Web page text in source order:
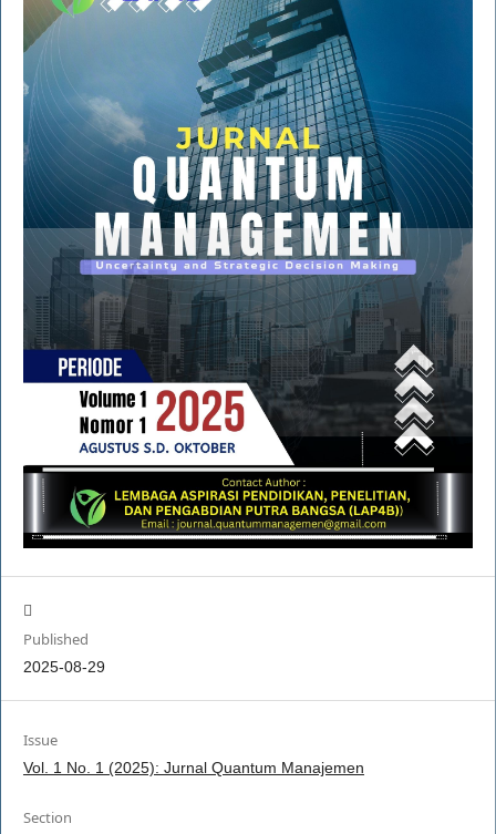
Published
2025-08-29
Issue
Vol. 1 No. 1 (2025): Jurnal Quantum Manajemen
Section